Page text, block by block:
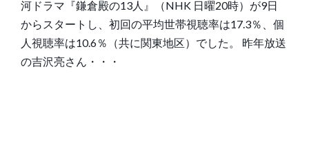
河ドラマ『鎌倉殿の13人』（NHK 日曜20時）が9日
からスタートし、初回の平均世帯視聴率は17.3％、個
人視聴率は10.6％（共に関東地区）でした。 昨年放送
の吉沢亮さん・・・